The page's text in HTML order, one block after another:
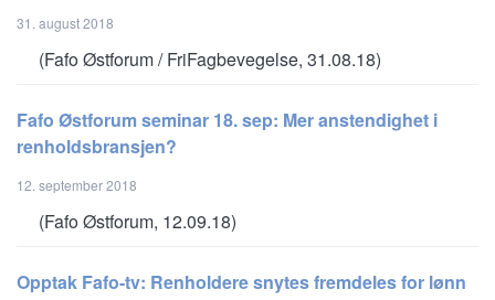
31. august 2018
(Fafo Østforum / FriFagbevegelse, 31.08.18)
Fafo Østforum seminar 18. sep: Mer anstendighet i
renholdsbransjen?
12. september 2018
(Fafo Østforum, 12.09.18)
Opptak Fafo-tv: Renholdere snytes fremdeles for lønn